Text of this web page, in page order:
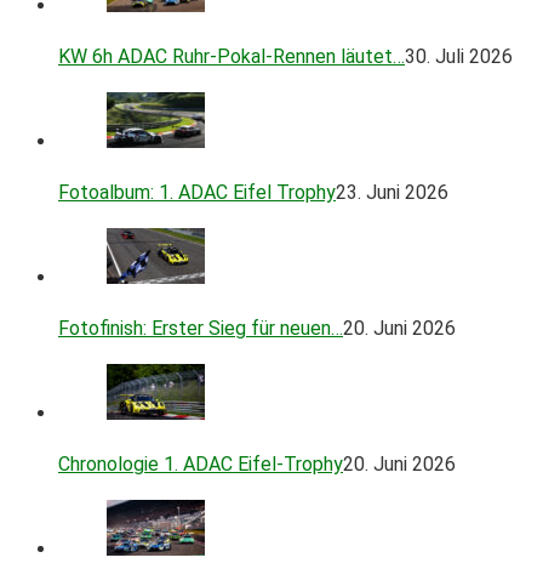
KW 6h ADAC Ruhr-Pokal-Rennen läutet…30. Juli 2026
Fotoalbum: 1. ADAC Eifel Trophy23. Juni 2026
Fotofinish: Erster Sieg für neuen…20. Juni 2026
Chronologie 1. ADAC Eifel-Trophy20. Juni 2026